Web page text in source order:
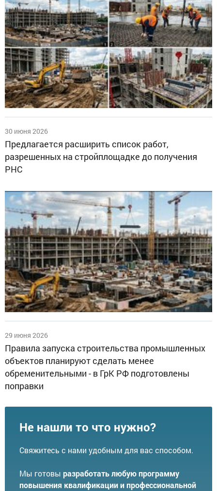
30 июня 2026
Предлагается расширить список работ,
разрешенных на стройплощадке до получения
РНС
29 июня 2026
Правила запуска строительства промышленных
объектов планируют сделать менее
обременительными - в ГрК РФ подготовлены
поправки
Не нашли то что нужно?
Свяжитесь с нами удобным для вас способом.
Мы готовы разработать любую программу
повышения квалификации и профессиональной